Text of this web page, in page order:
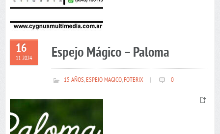
16
11 2024 Espejo Mágico – Paloma
15 AÑOS,ESPEJO MAGICO,FOTERIX 0